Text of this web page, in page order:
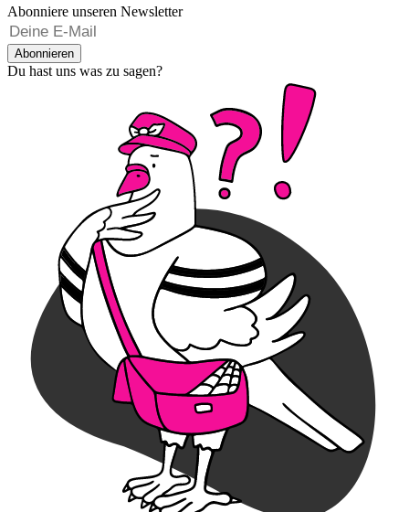
Abonniere unseren Newsletter
Abonnieren
Du hast uns was zu sagen?